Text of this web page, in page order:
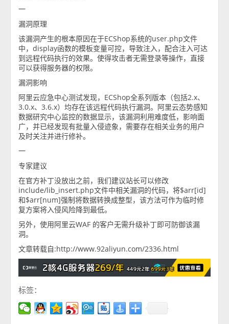
一
漏洞原理
该漏洞产生的根本原因在于ECShop系统的user.php文件
中，display函数的模板变量可控，导致注入，配合注入可达
到远程代码执行的效果。使得攻击者无需登录等操作，直接
可以获得服务器的权限。
漏洞影响
阿里云应急中心测试发现，ECShop全系列版本（包括2.x、
3.0.x、3.6.x）均存在该远程代码执行漏洞。阿里云态势感知
数据研究中心监控的数据显示，该漏洞利用难度低，影响面
广，并已经发现有批量入侵迹象，需要存在相关业务的用户
及时关注并进行修补。
一
专家建议
在官方补丁没放出之前，我们建议站长可以修改
include/lib_insert.php文件中相关漏洞的代码，将$arr[id]
和$arr[num]强制将数据转换成整型，该方法可作为临时修
复方案将入侵风险降到最低。
另外，使用阿里云WAF 的客户无需升级补丁即可防御该漏
洞。
文章转载自:http://www.92aliyun.com/2336.html
标签：